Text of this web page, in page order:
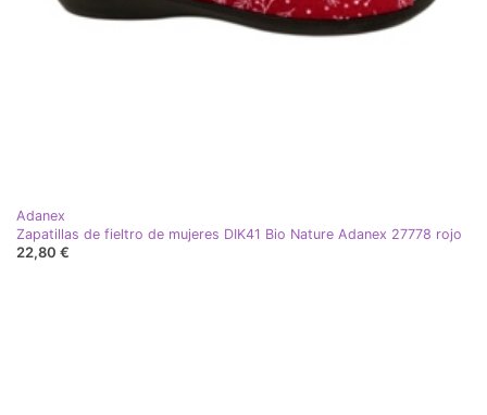
Adanex
Zapatillas de fieltro de mujeres DIK41 Bio Nature Adanex 27778 rojo
22,80 €